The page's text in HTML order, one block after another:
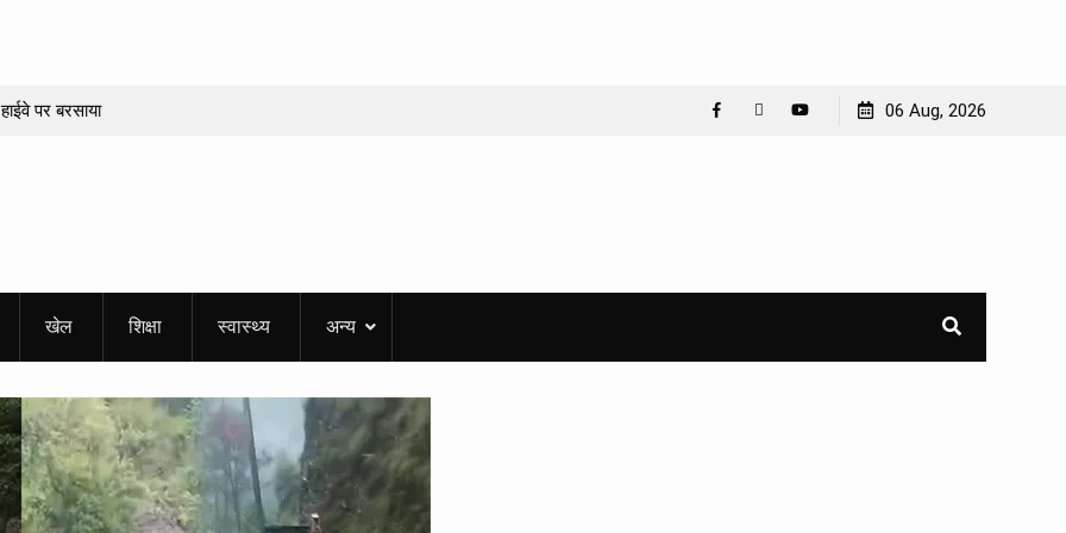
पर बरसाया
व्रत पर बन रहे
में सफलता
की नौकरी!
06 Aug, 2026
खेल शिक्षा स्वास्थ्य अन्य